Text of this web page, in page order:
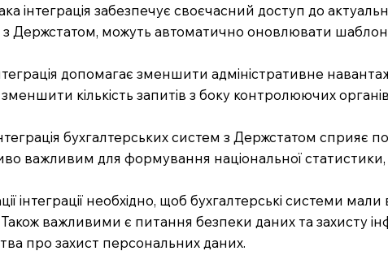
інтеграція забезпечує своєчасний доступ до
з Держстатом, можуть автоматично оновлювати
допомагає зменшити адміністративне
зменшити кількість запитів з боку контролюючих
бухгалтерських систем з Держстатом сприяє
важливим для формування національної статистики,
інтеграції необхідно, щоб бухгалтерські системи
важливими є питання безпеки даних та захисту
про захист персональних даних.